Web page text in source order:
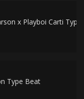
x Playboi Carti Type
Type Beat